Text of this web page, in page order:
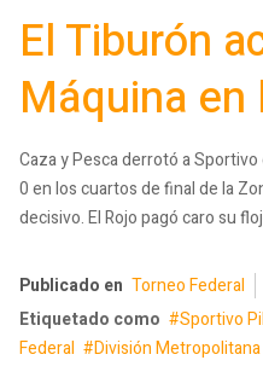
El Tiburón
Máquina en
Caza y Pesca derrotó a
0 en los cuartos de final de la
decisivo. El Rojo pagó caro su
Publicado en Torneo Federal
Etiquetado como
Sportivo
Federal
División Metropolitana